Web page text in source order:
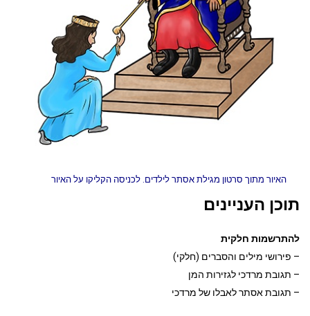
האיור מתוך סרטון מגילת אסתר לילדים. לכניסה הקליקו על האיור
תוכן העניינים
להתרשמות חלקית
– פירושי מילים והסברים (חלקי)
– תגובת מרדכי לגזירות המן
– תגובת אסתר לאבלו של מרדכי